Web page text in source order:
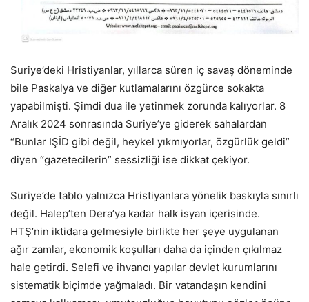
Suriye’deki Hristiyanlar, yıllarca süren iç savaş döneminde
bile Paskalya ve diğer kutlamalarını özgürce sokakta
yapabilmişti. Şimdi dua ile yetinmek zorunda kalıyorlar. 8
Aralık 2024 sonrasında Suriye’ye giderek sahalardan
“Bunlar IŞİD gibi değil, heykel yıkmıyorlar, özgürlük geldi”
diyen “gazetecilerin” sessizliği ise dikkat çekiyor.
Suriye’de tablo yalnızca Hristiyanlara yönelik baskıyla sınırlı
değil. Halep’ten Dera’ya kadar halk isyan içerisinde.
HTŞ’nin iktidara gelmesiyle birlikte her şeye uygulanan
ağır zamlar, ekonomik koşulları daha da içinden çıkılmaz
hale getirdi. Selefi ve ihvancı yapılar devlet kurumlarını
sistematik biçimde yağmaladı. Bir vatandaşın kendini